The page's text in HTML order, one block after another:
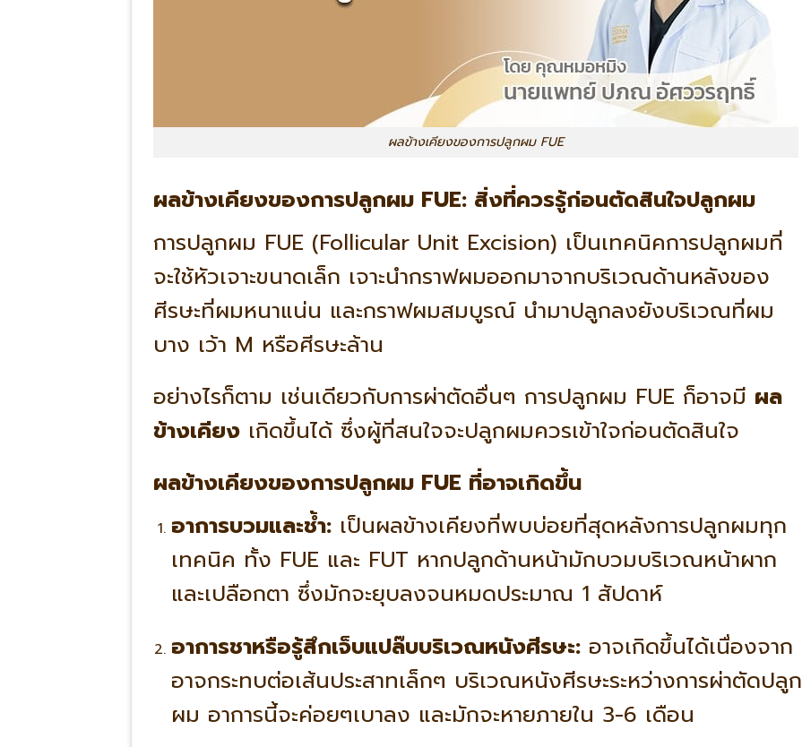
ผลข้างเคียงของการปลูกผม FUE
ผลข้างเคียงของการปลูกผม FUE: สิ่งที่ควรรู้ก่อนตัดสินใจปลูกผม
การปลูกผม FUE (Follicular Unit Excision) เป็นเทคนิคการปลูกผมที่
จะใช้หัวเจาะขนาดเล็ก เจาะนำกราฟผมออกมาจากบริเวณด้านหลังของ
ศีรษะที่ผมหนาแน่น และกราฟผมสมบูรณ์ นำมาปลูกลงยังบริเวณที่ผม
บาง เว้า M หรือศีรษะล้าน
อย่างไรก็ตาม เช่นเดียวกับการผ่าตัดอื่นๆ การปลูกผม FUE ก็อาจมี ผล
ข้างเคียงเกิดขึ้นได้ ซึ่งผู้ที่สนใจจะปลูกผมควรเข้าใจก่อนตัดสินใจ
ผลข้างเคียงของการปลูกผม FUE ที่อาจเกิดขึ้น
อาการบวมและช้ำ:เป็นผลข้างเคียงที่พบบ่อยที่สุดหลังการปลูกผมทุก
เทคนิค ทั้ง FUE และ FUT หากปลูกด้านหน้ามักบวมบริเวณหน้าผาก
และเปลือกตา ซึ่งมักจะยุบลงจนหมดประมาณ 1 สัปดาห์
อาการชาหรือรู้สึกเจ็บแปล๊บบริเวณหนังศีรษะ:อาจเกิดขึ้นได้เนื่องจาก
อาจกระทบต่อเส้นประสาทเล็กๆ บริเวณหนังศีรษะระหว่างการผ่าตัดปลูก
ผม อาการนี้จะค่อยๆเบาลง และมักจะหายภายใน 3-6 เดือน